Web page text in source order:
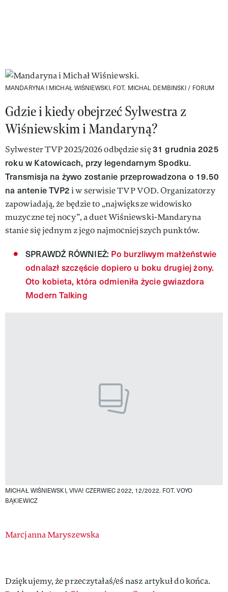
MANDARYNA I MICHAŁ WIŚNIEWSKI. FOT. MICHAL DEMBINSKI / FORUM
Gdzie i kiedy obejrzeć Sylwestra z
Wiśniewskim i Mandaryną?
Sylwester TVP 2025/2026 odbędzie się31 grudnia 2025
roku w Katowicach, przy legendarnym Spodku.
Transmisja na żywo zostanie przeprowadzona o 19.50
na antenie TVP2i w serwisie TVP VOD. Organizatorzy
zapowiadają, że będzie to „największe widowisko
muzyczne tej nocy”, a duet Wiśniewski-Mandaryna
stanie się jednym z jego najmocniejszych punktów.
SPRAWDŹ RÓWNIEŻ: Po burzliwym małżeństwie
odnalazł szczęście dopiero u boku drugiej żony.
Oto kobieta, która odmieniła życie gwiazdora
Modern Talking
MICHAŁ WIŚNIEWSKI, VIVA! CZERWIEC 2022, 12/2022. FOT. VOYO
BĄKIEWICZ
Authors
Marcjanna Maryszewska
Dziękujemy, że przeczytałaś/eś nasz artykuł do końca.